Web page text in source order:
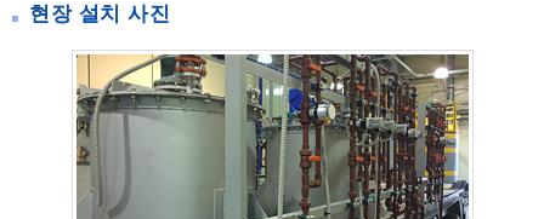
현장 설치 사진